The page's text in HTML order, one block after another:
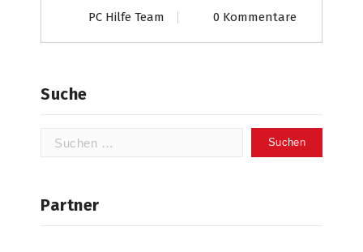
PC Hilfe Team 0 Kommentare
Suche
Suchen
Partner